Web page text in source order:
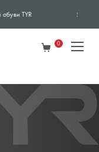
Доставка в день заказа -
0